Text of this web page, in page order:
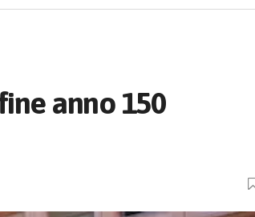
anno 150